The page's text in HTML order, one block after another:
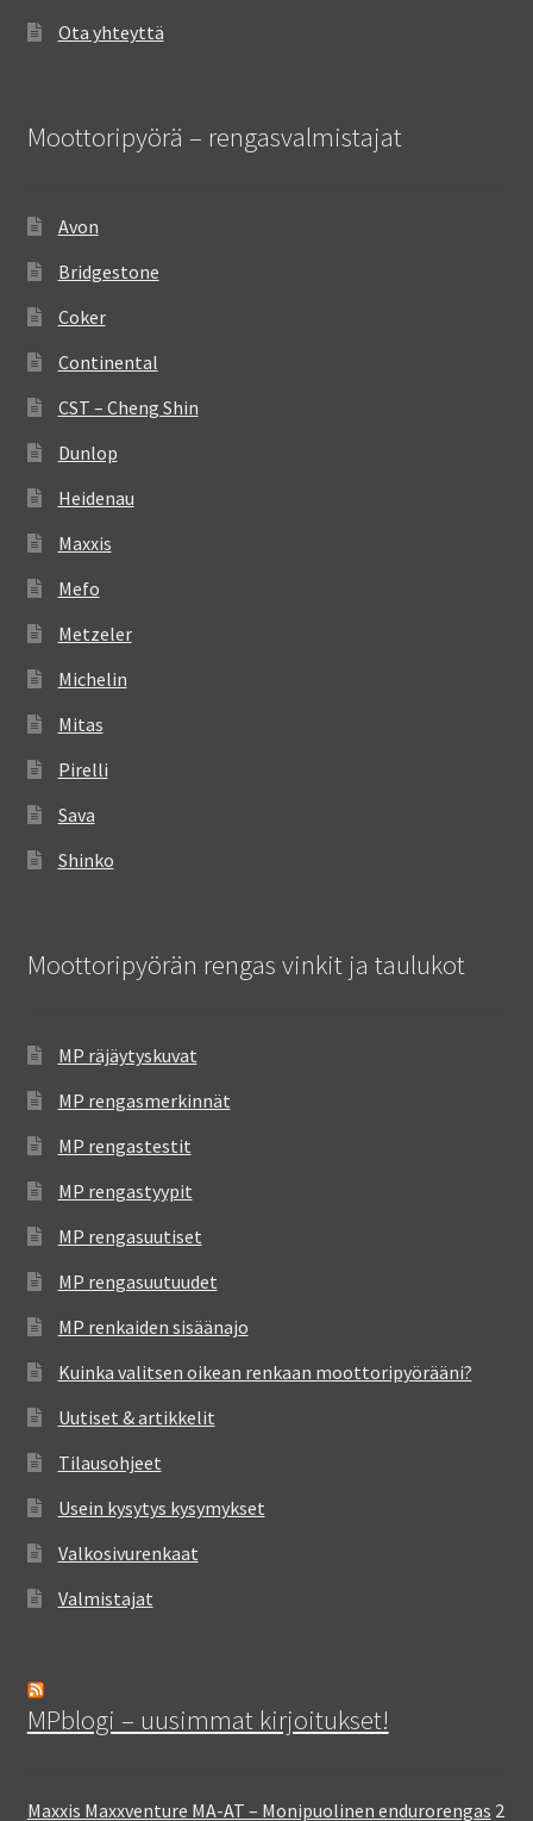
Ota yhteyttä
Moottoripyörä – rengasvalmistajat
Avon
Bridgestone
Coker
Continental
CST – Cheng Shin
Dunlop
Heidenau
Maxxis
Mefo
Metzeler
Michelin
Mitas
Pirelli
Sava
Shinko
Moottoripyörän rengas vinkit ja taulukot
MP räjäytyskuvat
MP rengasmerkinnät
MP rengastestit
MP rengastyypit
MP rengasuutiset
MP rengasuutuudet
MP renkaiden sisäänajo
Kuinka valitsen oikean renkaan moottoripyörääni?
Uutiset & artikkelit
Tilausohjeet
Usein kysytys kysymykset
Valkosivurenkaat
Valmistajat
MPblogi – uusimmat kirjoitukset!
Maxxis Maxxventure MA-AT – Monipuolinen endurorengas 2